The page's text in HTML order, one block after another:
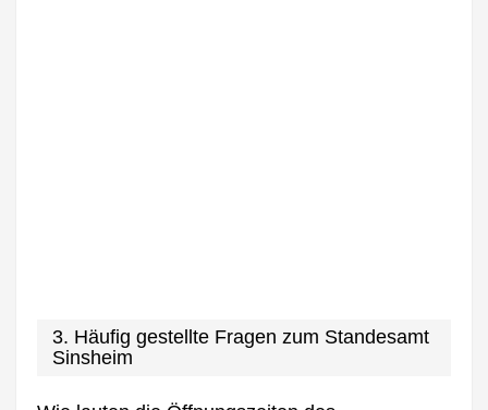
3. Häufig gestellte Fragen zum Standesamt
Sinsheim